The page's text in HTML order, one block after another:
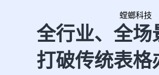
螳螂科技
全行业、全
打破传统表